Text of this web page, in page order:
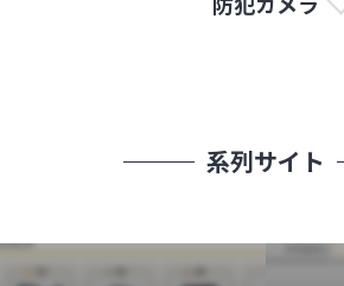
カタログ(PDF形式) カ
系列サイト